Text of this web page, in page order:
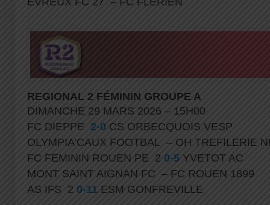
REGIONAL 2 FÉMININ GROUPE A
DIMANCHE 29 MARS 2026 – 15H00
FC DIEPPE 2-0 CS ORBECQUOIS VESP
OLYMPIA’CAUX FOOTBAL – OH TREFILERIE
FC FEMININ ROUEN PE 2 0-5 YVETOT AC
MONT SAINT AIGNAN FC – FC ROUEN 1899
AS IFS 2 0-11 ESM GONFREVILLE